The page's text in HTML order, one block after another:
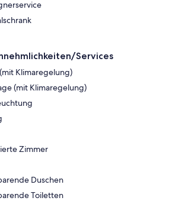
Services
Klimaregelung)
(mit Klimaregelung)
Zimmer
Duschen
Toiletten